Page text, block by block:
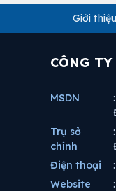
Giới thiệu
CÔNG
MSDN
Trụ sở
chính
Điện thoại
Website